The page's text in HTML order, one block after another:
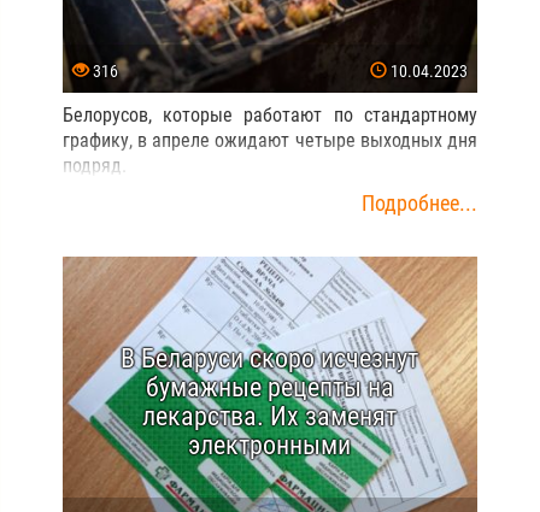
316 10.04.2023
Белорусов, которые работают по стандартному
графику, в апреле ожидают четыре выходных дня
подряд.
Подробнее...
В Беларуси скоро исчезнут
бумажные рецепты на
лекарства. Их заменят
электронными